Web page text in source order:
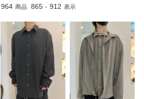
964 商品 865 - 912 表示